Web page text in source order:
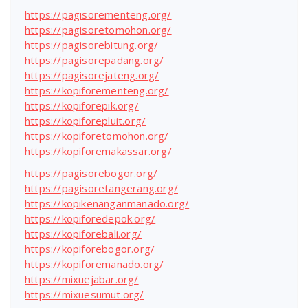
https://pagisorementeng.org/
https://pagisoretomohon.org/
https://pagisorebitung.org/
https://pagisorepadang.org/
https://pagisorejateng.org/
https://kopiforementeng.org/
https://kopiforepik.org/
https://kopiforepluit.org/
https://kopiforetomohon.org/
https://kopiforemakassar.org/
https://pagisorebogor.org/
https://pagisoretangerang.org/
https://kopikenanganmanado.org/
https://kopiforedepok.org/
https://kopiforebali.org/
https://kopiforebogor.org/
https://kopiforemanado.org/
https://mixuejabar.org/
https://mixuesumut.org/